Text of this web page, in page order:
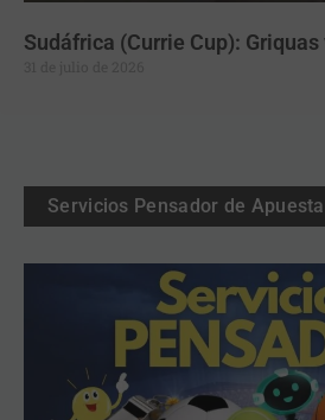
Sudáfrica (Currie Cup):
Servicios Pensador de